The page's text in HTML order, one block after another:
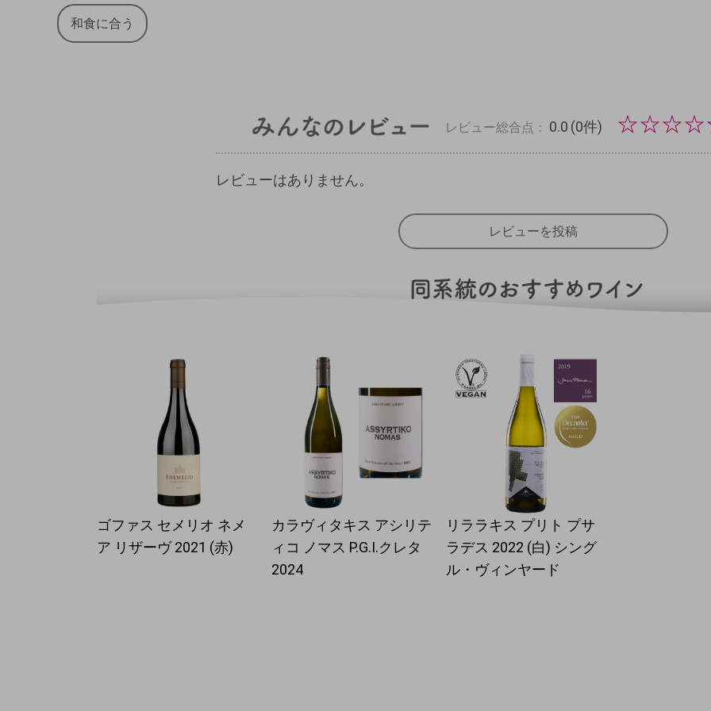
和食に合う
レビュー総合点： 0.0 (0件) ☆☆☆☆
レビューはありません。
レビューを投稿
ゴファス セメリオ ネメ
ア リザーヴ 2021 (赤)
カラヴィタキス アシリテ
ィコ ノマス P.G.I.クレタ
2024
リララキス プリト プサ
ラデス 2022 (白) シング
ル・ヴィンヤード